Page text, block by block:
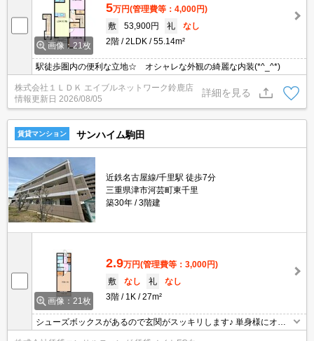
画像：21枚
5万円(管理費等：4,000円)
敷
53,900円 礼
なし
2階
2LDK 55.14m²
駅徒歩圏内の便利な立地☆ オシャレな外観の綺麗な内装(*^_^*)
株式会社１ＬＤＫ エイブルネットワーク鈴鹿店
情報更新日 2026/08/05
詳細を見る
賃貸マンション サンハイム駒田
近鉄名古屋線/千里駅 徒歩7分
三重県津市河芸町東千里
築30年
3階建
画像：21枚
2.9万円(管理費等：3,000円)
敷
なし 礼
なし
3階
1K 27m²
シューズボックスがあるので玄関がスッキリします♪ 単身様にオス
スメの間取りです！居室とキッチンを分けて広々空間をぜひ味わっ